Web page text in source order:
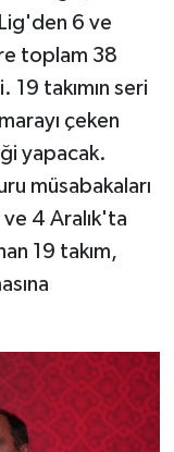
Lig'den 6 ve
toplam 38
19 takımın seri
çeken
yapacak.
müsabakaları
4 Aralık'ta
19 takım,